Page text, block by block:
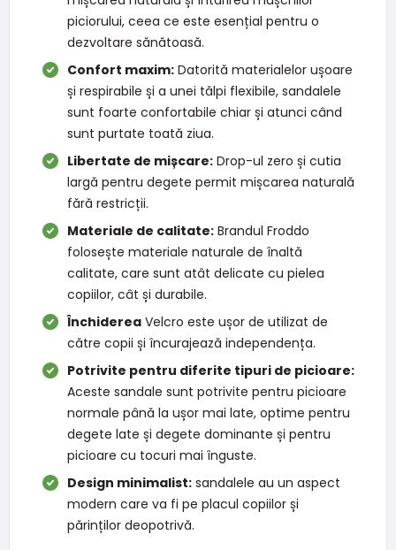
piciorului, ceea ce este esențial pentru o
dezvoltare sănătoasă.
Confort maxim: Datorită materialelor ușoare
și respirabile și a unei tălpi flexibile, sandalele
sunt foarte confortabile chiar și atunci când
sunt purtate toată ziua.
Libertate de mișcare: Drop-ul zero și cutia
largă pentru degete permit mișcarea naturală
fără restricții.
Materiale de calitate: Brandul Froddo
folosește materiale naturale de înaltă
calitate, care sunt atât delicate cu pielea
copiilor, cât și durabile.
Închiderea Velcro este ușor de utilizat de
către copii și încurajează independența.
Potrivite pentru diferite tipuri de picioare:
Aceste sandale sunt potrivite pentru picioare
normale până la ușor mai late, optime pentru
degete late și degete dominante și pentru
picioare cu tocuri mai înguste.
Design minimalist: sandalele au un aspect
modern care va fi pe placul copiilor și
părinților deopotrivă.